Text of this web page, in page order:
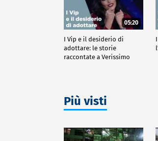
05:20
I Vip e il desiderio di
adottare: le storie
raccontate a Verissimo
Più visti